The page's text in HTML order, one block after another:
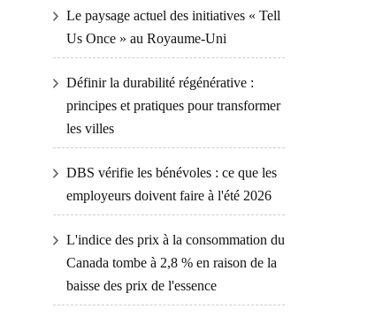
Le paysage actuel des initiatives « Tell
Us Once » au Royaume-Uni
Définir la durabilité régénérative :
principes et pratiques pour transformer
les villes
DBS vérifie les bénévoles : ce que les
employeurs doivent faire à l'été 2026
L'indice des prix à la consommation du
Canada tombe à 2,8 % en raison de la
baisse des prix de l'essence